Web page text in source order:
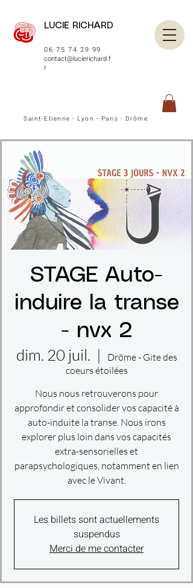
LUCIE RICHARD
06 75 74 29 99
contact@lucierichard.f
r
Saint-Etienne - Lyon - Paris - Drôme
STAGE Auto-
induire la transe
- nvx 2
dim. 20 juil.
  |
Drôme - Gite des
coeurs étoilées
Nous nous retrouverons pour
approfondir et consolider vos capacité à
auto-induite la transe. Nous irons
explorer plus loin dans vos capacités
extra-sensorielles et
parapsychologiques, notamment en lien
avec le Vivant.
Les billets sont actuellements
suspendus
Merci de me contacter